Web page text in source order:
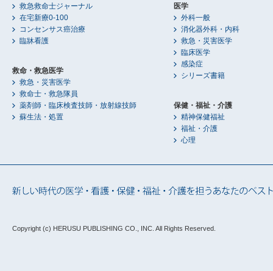
救急救命士ジャーナル
在宅新療0-100
コンセンサス癌治療
臨牀看護
救命・救急医学
救急・災害医学
救命士・救急隊員
薬剤師・臨床検査技師・放射線技師
蘇生法・処置
医学
外科一般
消化器外科・内科
救急・災害医学
臨床医学
感染症
シリーズ書籍
保健・福祉・介護
精神保健福祉
福祉・介護
心理
Copyright (c) HERUSU PUBLISHING CO., INC. All Rights Reserved.